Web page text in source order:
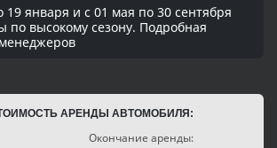
19 января и с 01 мая по 30 сентября
по высокому сезону. Подробная
АРЕНДЫ АВТОМОБИЛЯ:
Окончание аренды: